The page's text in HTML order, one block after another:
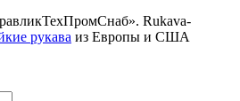
Rukava-
рукава из Европы и США